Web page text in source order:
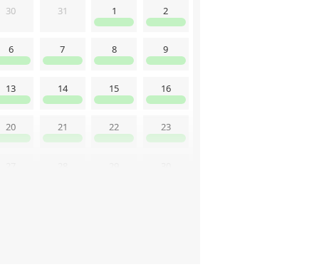
30 31 1 2
6 7 8 9
13 14 15 16
20 21 22 23